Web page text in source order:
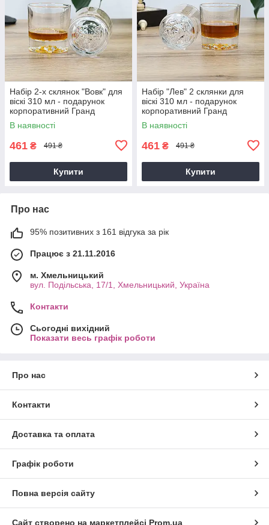
Набір 2-х склянок "Вовк" для
віскі 310 мл - подарунок
корпоративний Гранд
Презент GP241201W
В наявності
461 ₴ 491 ₴
Купити
Набір "Лев" 2 склянки для
віскі 310 мл - подарунок
корпоративний Гранд
Презент GP241202L
В наявності
461 ₴ 491 ₴
Купити
Про нас
95% позитивних з 161 відгука за рік
Працює з 21.11.2016
м. Хмельницький
вул. Подільська, 17/1, Хмельницький, Україна
Контакти
Сьогодні вихідний
Показати весь графік роботи
Про нас
Контакти
Доставка та оплата
Графік роботи
Повна версія сайту
Сайт створено на маркетплейсі Prom.ua